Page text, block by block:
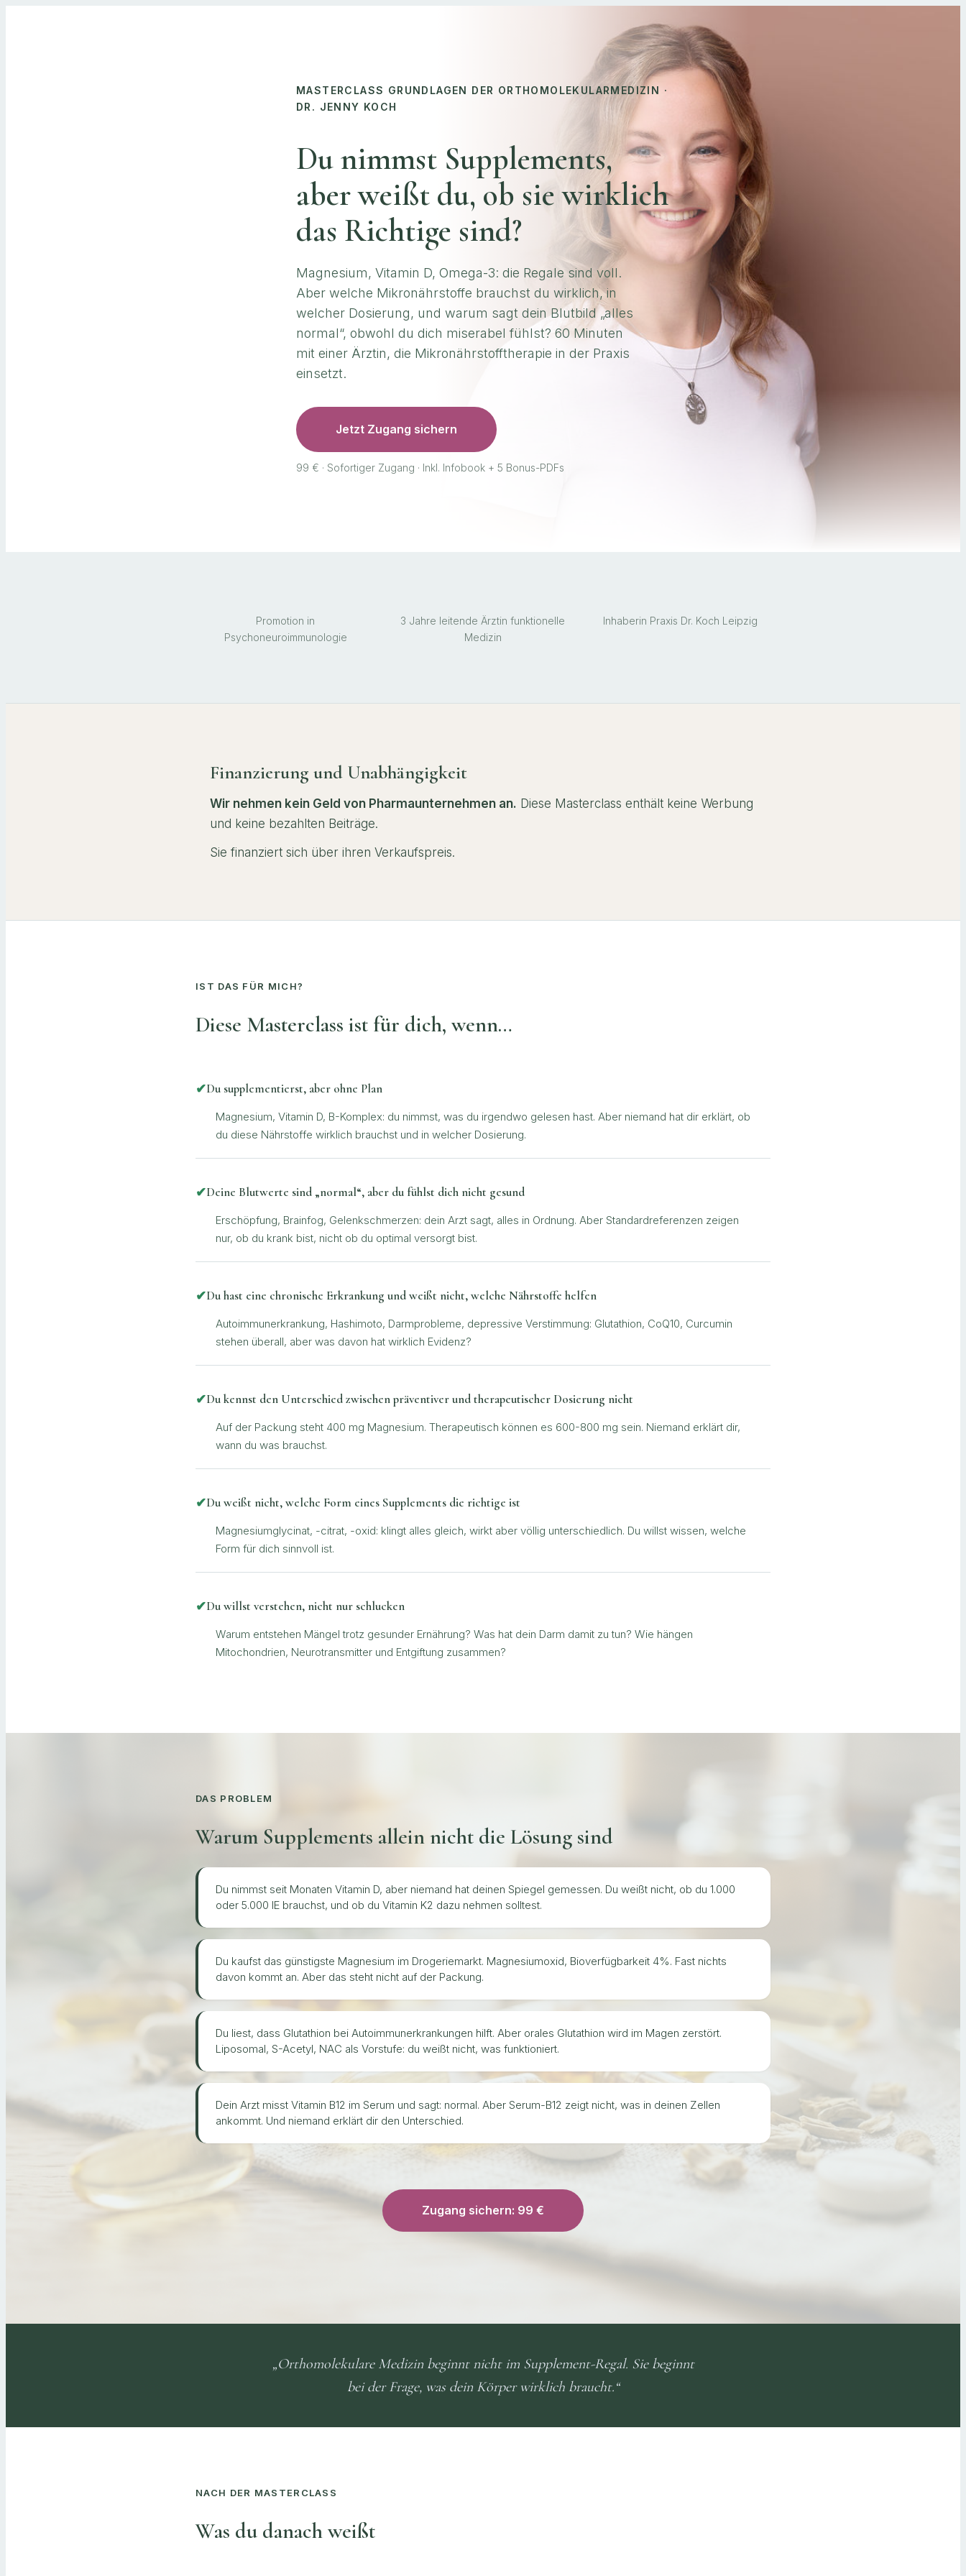
MASTERCLASS GRUNDLAGEN DER ORTHOMOLEKULARMEDIZIN ·
DR. JENNY KOCH
Du nimmst Supplements,
aber weißt du, ob sie wirklich
das Richtige sind?
Magnesium, Vitamin D, Omega-3: die Regale sind voll.
Aber welche Mikronährstoffe brauchst du wirklich, in
welcher Dosierung, und warum sagt dein Blutbild „alles
normal“, obwohl du dich miserabel fühlst? 60 Minuten
mit einer Ärztin, die Mikronährstofftherapie in der Praxis
einsetzt.
Jetzt Zugang sichern
99 € · Sofortiger Zugang · Inkl. Infobook + 5 Bonus-PDFs
Promotion in
Psychoneuroimmunologie
3 Jahre leitende Ärztin funktionelle
Medizin
Inhaberin Praxis Dr. Koch Leipzig
Finanzierung und Unabhängigkeit
Wir nehmen kein Geld von Pharmaunternehmen an. Diese Masterclass enthält keine Werbung
und keine bezahlten Beiträge.
Sie finanziert sich über ihren Verkaufspreis.
IST DAS FÜR MICH?
Diese Masterclass ist für dich, wenn…
✔Du supplementierst, aber ohne Plan
Magnesium, Vitamin D, B-Komplex: du nimmst, was du irgendwo gelesen hast. Aber niemand hat dir erklärt, ob
du diese Nährstoffe wirklich brauchst und in welcher Dosierung.
✔Deine Blutwerte sind „normal“, aber du fühlst dich nicht gesund
Erschöpfung, Brainfog, Gelenkschmerzen: dein Arzt sagt, alles in Ordnung. Aber Standardreferenzen zeigen
nur, ob du krank bist, nicht ob du optimal versorgt bist.
✔Du hast eine chronische Erkrankung und weißt nicht, welche Nährstoffe helfen
Autoimmunerkrankung, Hashimoto, Darmprobleme, depressive Verstimmung: Glutathion, CoQ10, Curcumin
stehen überall, aber was davon hat wirklich Evidenz?
✔Du kennst den Unterschied zwischen präventiver und therapeutischer Dosierung nicht
Auf der Packung steht 400 mg Magnesium. Therapeutisch können es 600-800 mg sein. Niemand erklärt dir,
wann du was brauchst.
✔Du weißt nicht, welche Form eines Supplements die richtige ist
Magnesiumglycinat, -citrat, -oxid: klingt alles gleich, wirkt aber völlig unterschiedlich. Du willst wissen, welche
Form für dich sinnvoll ist.
✔Du willst verstehen, nicht nur schlucken
Warum entstehen Mängel trotz gesunder Ernährung? Was hat dein Darm damit zu tun? Wie hängen
Mitochondrien, Neurotransmitter und Entgiftung zusammen?
DAS PROBLEM
Warum Supplements allein nicht die Lösung sind
Du nimmst seit Monaten Vitamin D, aber niemand hat deinen Spiegel gemessen. Du weißt nicht, ob du 1.000
oder 5.000 IE brauchst, und ob du Vitamin K2 dazu nehmen solltest.
Du kaufst das günstigste Magnesium im Drogeriemarkt. Magnesiumoxid, Bioverfügbarkeit 4%. Fast nichts
davon kommt an. Aber das steht nicht auf der Packung.
Du liest, dass Glutathion bei Autoimmunerkrankungen hilft. Aber orales Glutathion wird im Magen zerstört.
Liposomal, S-Acetyl, NAC als Vorstufe: du weißt nicht, was funktioniert.
Dein Arzt misst Vitamin B12 im Serum und sagt: normal. Aber Serum-B12 zeigt nicht, was in deinen Zellen
ankommt. Und niemand erklärt dir den Unterschied.
Zugang sichern: 99 €
„Orthomolekulare Medizin beginnt nicht im Supplement-Regal. Sie beginnt
bei der Frage, was dein Körper wirklich braucht.“
NACH DER MASTERCLASS
Was du danach weißt